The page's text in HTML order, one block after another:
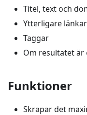
Titel, text och
Ytterligare
Taggar
Om resultatet är
Funktioner
Skrapar det